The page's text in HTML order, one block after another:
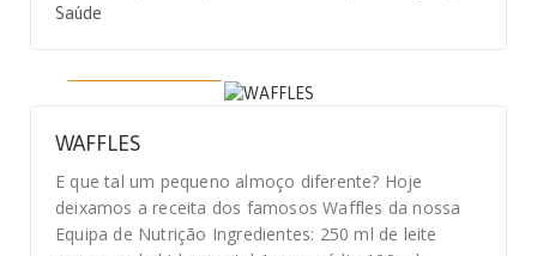
Saúde
WAFFLES
E que tal um pequeno almoço diferente? Hoje
deixamos a receita dos famosos Waffles da nossa
Equipa de Nutrição Ingredientes: 250 ml de leite